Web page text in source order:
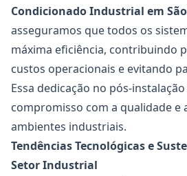
Condicionado Industrial em
asseguramos que todos os
máxima eficiência, contribuindo
custos operacionais e evitando
Essa dedicação no pós-
compromisso com a qualidade e
ambientes industriais.
Tendências Tecnológicas e
Setor Industrial